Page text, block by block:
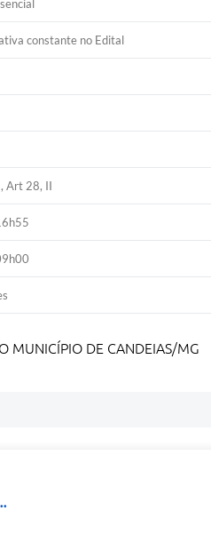
constante no Edital
Art 28, II
MUNICÍPIO DE CANDEIAS/MG